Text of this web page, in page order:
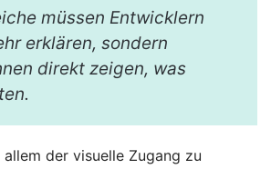
müssen Entwicklern
erklären, sondern
direkt zeigen, was
der visuelle Zugang zu